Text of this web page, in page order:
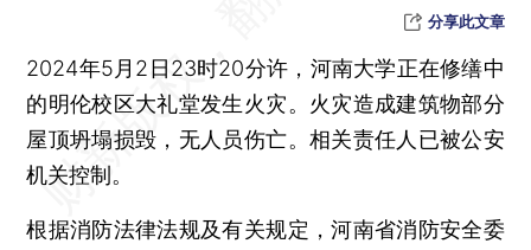
分享此文章
2024年5月2日23时20分许，河南大学正在修缮中
的明伦校区大礼堂发生火灾。火灾造成建筑物部分
屋顶坍塌损毁，无人员伤亡。相关责任人已被公安
机关控制。
根据消防法律法规及有关规定，河南省消防安全委